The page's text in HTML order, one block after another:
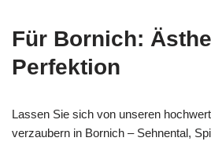
Für Bornich:
Perfektion
Lassen Sie sich von unseren
verzaubern in Bornich – Sehnental,